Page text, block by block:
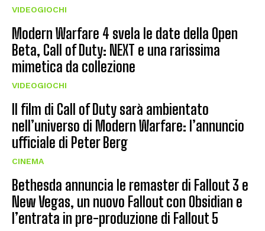
VIDEOGIOCHI
Modern Warfare 4 svela le date della Open
Beta, Call of Duty: NEXT e una rarissima
mimetica da collezione
VIDEOGIOCHI
Il film di Call of Duty sarà ambientato
nell’universo di Modern Warfare: l’annuncio
ufficiale di Peter Berg
CINEMA
Bethesda annuncia le remaster di Fallout 3 e
New Vegas, un nuovo Fallout con Obsidian e
l’entrata in pre-produzione di Fallout 5